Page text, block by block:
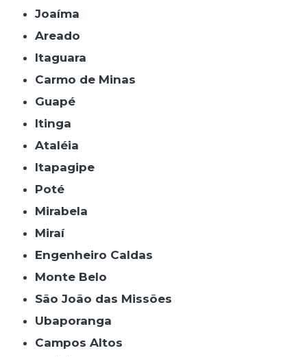
Joaíma
Areado
Itaguara
Carmo de Minas
Guapé
Itinga
Ataléia
Itapagipe
Poté
Mirabela
Miraí
Engenheiro Caldas
Monte Belo
São João das Missões
Ubaporanga
Campos Altos